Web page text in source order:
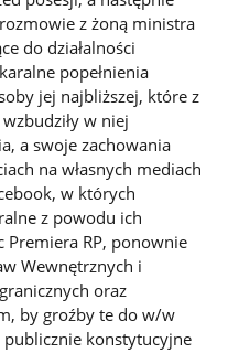
z żoną ministra
do działalności
popełnienia
jej najbliższej, które z
w niej
a swoje zachowania
na własnych mediach
w których
z powodu ich
Premiera RP, ponownie
Wewnętrznych i
oraz
by groźby te do w/w
publicznie konstytucyjne